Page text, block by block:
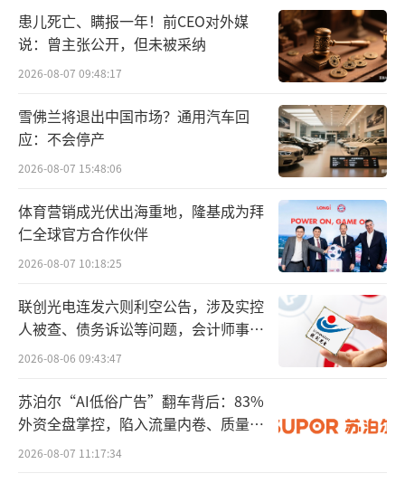
业绩预告明确指出，公司业绩大幅增长的
核心原因是行业反内卷+AI全链路降本。
（2026年6月30日中报业绩预告内容）
01行业政策托底，告别无序价格战
第一个增长原因是行业环境改善：全国统
规范低价倾销、统一派费底线，终端快递价格
合理修复，彻底扭转过去以价换量、全网亏损
患儿死亡、瞒报一年！前CEO对外媒
说：曾主张公开，但未被采纳
2026-08-07 09:48:17
雪佛兰将退出中国市场？通用汽车回
应：不会停产
2026-08-07 15:48:06
体育营销成光伏出海重地，隆基成为拜
仁全球官方合作伙伴
2026-08-07 10:18:25
联创光电连发六则利空公告，涉及实控
人被查、债务诉讼等问题，会计师事务
所曾出具“保留意见”
2026-08-06 09:43:47
苏泊尔“AI低俗广告”翻车背后：83%
外资全盘掌控，陷入流量内卷、质量频
发的负循环
2026-08-07 11:17:34